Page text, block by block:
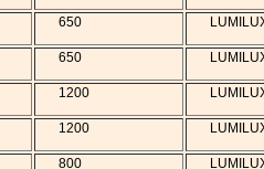
650
650
1200
1200
800